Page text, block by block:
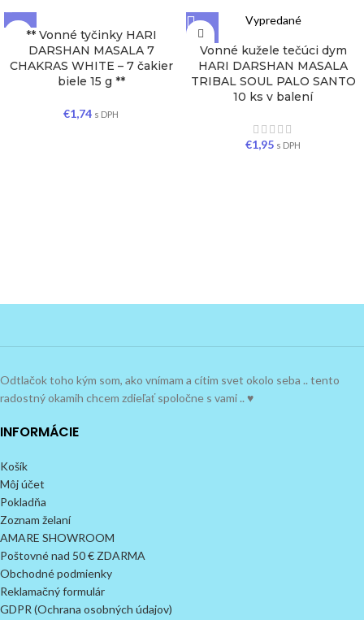
** Vonné tyčinky HARI
DARSHAN MASALA 7
CHAKRAS WHITE – 7 čakier
biele 15 g **
€1,74 s DPH
Vypredané
Vonné kužele tečúci dym
HARI DARSHAN MASALA
TRIBAL SOUL PALO SANTO
10 ks v balení
€1,95 s DPH
Odtlačok toho kým som, ako vnímam a cítim svet okolo seba .. tento
radostný okamih chcem zdieľať spoločne s vami .. ♥
INFORMÁCIE
Košík
Môj účet
Pokladňa
Zoznam želaní
AMARE SHOWROOM
Poštovné nad 50 € ZDARMA
Obchodné podmienky
Reklamačný formulár
GDPR (Ochrana osobných údajov)